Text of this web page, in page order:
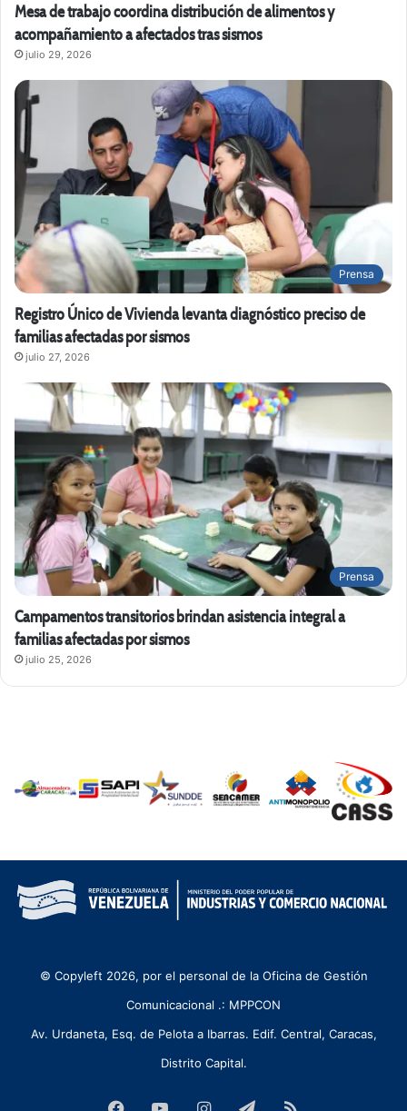
Mesa de trabajo coordina distribución de alimentos y
acompañamiento a afectados tras sismos
julio 29, 2026
Prensa
Registro Único de Vivienda levanta diagnóstico preciso de
familias afectadas por sismos
julio 27, 2026
Prensa
Campamentos transitorios brindan asistencia integral a
familias afectadas por sismos
julio 25, 2026
© Copyleft 2026, por el personal de la Oficina de Gestión
Comunicacional .: MPPCON
Av. Urdaneta, Esq. de Pelota a Ibarras. Edif. Central, Caracas,
Distrito Capital.